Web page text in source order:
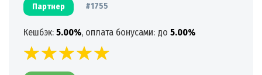
Партнер #1755
Кешбэк: 5.00%, оплата бонусами: до 5.00%